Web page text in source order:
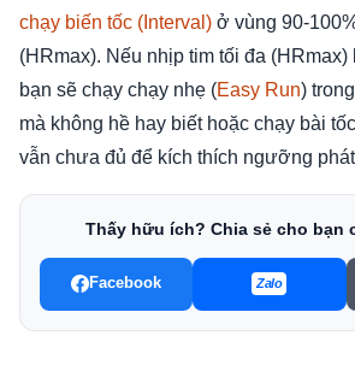
chạy biến tốc (Interval) ở vùng 90-
(HRmax). Nếu nhịp tim tối đa (HRmax)
bạn sẽ chạy chạy nhẹ (Easy Run)
mà không hề hay biết hoặc chạy bài
vẫn chưa đủ để kích thích ngưỡng
Thấy hữu ích? Chia sẻ cho bạn
Facebook Zalo